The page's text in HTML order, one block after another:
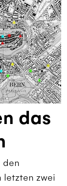
das
den
letzten zwei